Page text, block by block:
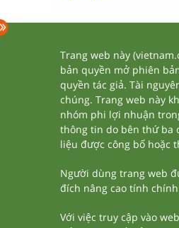
Trang web này
bản quyền mở phiên
quyền tác giả. Tài
chúng. Trang web này
nhóm phi lợi nhuận
thông tin do bên thứ ba
liệu được công bố hoặc
Người dùng trang web
đích nâng cao tính
Với việc truy cập vào